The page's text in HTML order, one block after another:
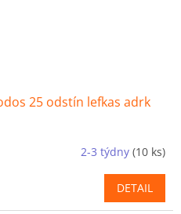
25 odstín lefkas adrk
2-3 týdny (10 ks)
DETAIL